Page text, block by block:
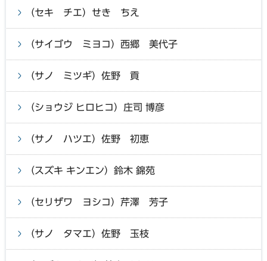
（セキ チエ）せき ちえ
（サイゴウ ミヨコ）西郷 美代子
（サノ ミツギ）佐野 貢
（ショウジ ヒロヒコ）庄司 博彦
（サノ ハツエ）佐野 初恵
（スズキ キンエン）鈴木 錦苑
（セリザワ ヨシコ）芹澤 芳子
（サノ タマエ）佐野 玉枝